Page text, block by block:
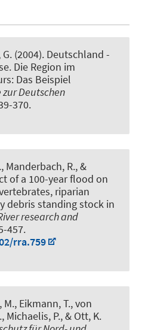
(2004). Deutschland -
Die Region im
Das Beispiel
Deutschen
370.
Manderbach, R., &
of a 100-year flood on
riparian
debris standing stock in
research and
457.
rra.759
Eikmann, T., von
Michaelis, P., & Ott, K.